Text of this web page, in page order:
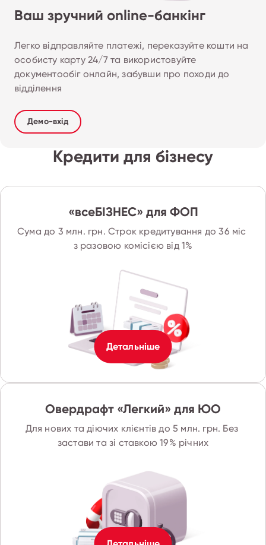
Ваш зручний online-банкінг
Легко відправляйте платежі, переказуйте кошти на
особисту карту 24/7 та використовуйте
документообіг онлайн, забувши про походи до
відділення
Демо-вхід
Кредити для бізнесу
«всеБІЗНЕС» для ФОП
Сума до 3 млн. грн. Строк кредитування до 36 міс
з разовою комісією від 1%
Детальніше
Овердрафт «Легкий» для ЮО
Для нових та діючих клієнтів до 5 млн. грн. Без
застави та зі ставкою 19% річних